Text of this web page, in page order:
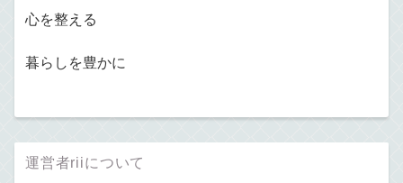
心を整える
暮らしを豊かに
運営者riiについて